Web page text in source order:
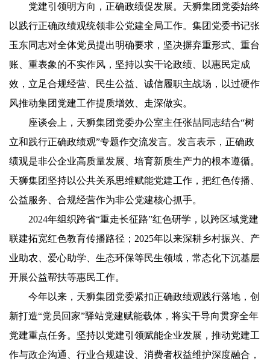
党建引领明方向，正确政绩促发展。天狮集团党委始终
以践行正确政绩观统领非公党建全局工作。集团党委书记张
玉东同志对全体党员提出明确要求，坚决摒弃重形式、重台
账、重表象的不实作风，坚持以实干论政绩、以惠民定成
效，立足合规经营、民生公益、诚信履职主战场，以过硬作
风推动集团党建工作提质增效、走深做实。
座谈会上，天狮集团党委办公室主任张喆同志结合“树
立和践行正确政绩观”专题作交流发言。发言表示，正确政
绩观是非公企业高质量发展、培育新质生产力的根本遵循。
天狮集团坚持以公共关系思维赋能党建工作，把红色传播、
公益服务、合规经营作为非公党建核心抓手。
2024年组织跨省“重走长征路”红色研学，以跨区域党建
联建拓宽红色教育传播路径；2025年以来深耕乡村振兴、产
业助农、爱心助学、生态环保等民生领域，常态化下沉基层
开展公益帮扶等惠民工作。
今年以来，天狮集团党委紧扣正确政绩观践行落地，创
新打造“党员回家”驿站党建赋能载体，将实干导向贯穿全年
党建重点任务。坚持以党建引领赋能企业发展，推动党建工
作与政企沟通、行业合规建设、消费者权益维护深度融合，